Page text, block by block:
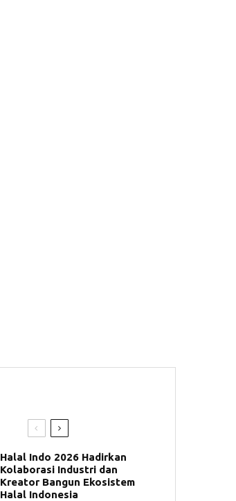
Halal Indo 2026 Hadirkan
Kolaborasi Industri dan
Kreator Bangun Ekosistem
Halal Indonesia